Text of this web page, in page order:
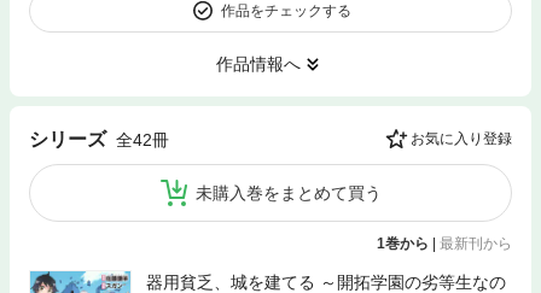
作品をチェックする
作品情報へ
シリーズ 全42冊 お気に入り登録
未購入巻をまとめて買う
1巻から | 最新刊から
器用貧乏、城を建てる ～開拓学園の劣等生なの